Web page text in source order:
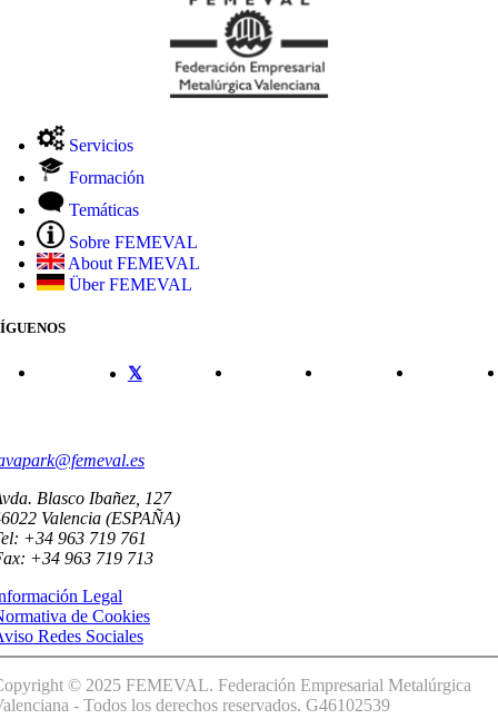
Servicios
Formación
Temáticas
Sobre FEMEVAL
About FEMEVAL
Über FEMEVAL
Blasco Ibañez, 127
Valencia (ESPAÑA)
+34 963 719 761
+34 963 719 713
Legal
de Cookies
Redes Sociales
© 2025 FEMEVAL. Federación Empresarial Metalúrgica
- Todos los derechos reservados. G46102539